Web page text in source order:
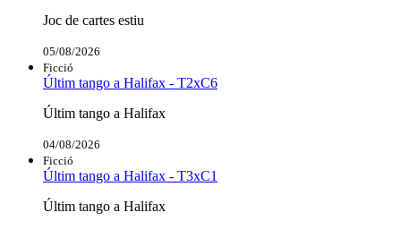
Joc de cartes estiu
05/08/2026
Ficció
Últim tango a Halifax - T2xC6
Últim tango a Halifax
04/08/2026
Ficció
Últim tango a Halifax - T3xC1
Últim tango a Halifax